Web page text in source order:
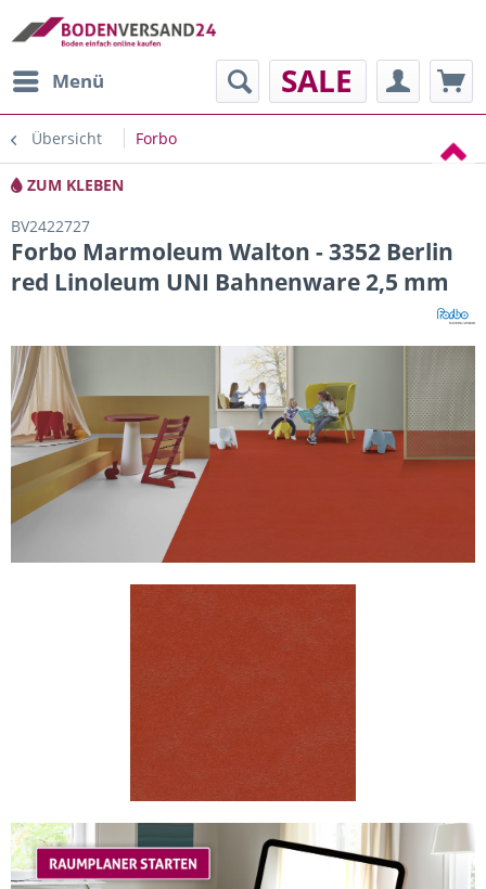
Menü SALE
Übersicht Forbo
ZUM KLEBEN
BV2422727
Forbo Marmoleum Walton - 3352 Berlin
red Linoleum UNI Bahnenware 2,5 mm